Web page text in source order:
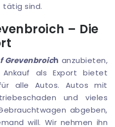
tätig sind.
– Die
Grevenbroich anzubieten,
als Export bietet
alle Autos. Autos mit
und vieles
abgeben,
will. Wir nehmen ihn